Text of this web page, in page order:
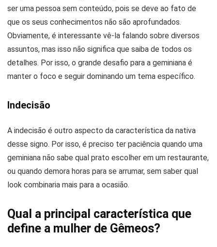
ser uma pessoa sem conteúdo, pois se deve ao fato de
que os seus conhecimentos não são aprofundados.
Obviamente, é interessante vê-la falando sobre diversos
assuntos, mas isso não significa que saiba de todos os
detalhes. Por isso, o grande desafio para a geminiana é
manter o foco e seguir dominando um tema específico.
Indecisão
A indecisão é outro aspecto da característica da nativa
desse signo. Por isso, é preciso ter paciência quando uma
geminiana não sabe qual prato escolher em um restaurante,
ou quando demora horas para se arrumar, sem saber qual
look combinaria mais para a ocasião.
Qual a principal característica que
define a mulher de Gêmeos?